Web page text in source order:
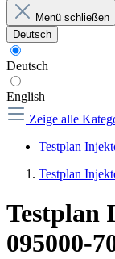
Menü schließen
Deutsch
Deutsch
English
Zeige alle
Testplan
Testplan
Testplan
095000-